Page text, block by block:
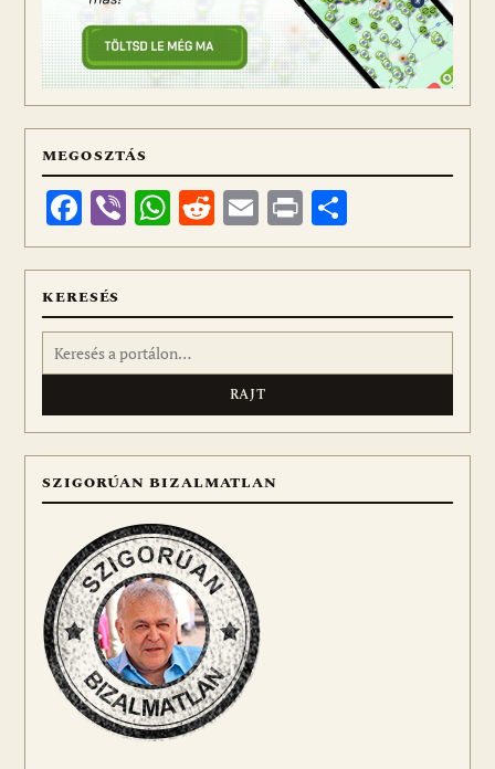
MEGOSZTÁS
Facebook
ViberWhatsApp
Reddit
Email
Print
meg
KERESÉS
Keresés:
SZIGORÚAN BIZALMATLAN